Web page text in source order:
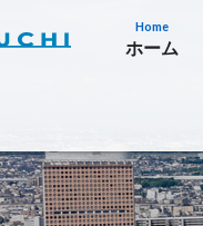
Home
ホーム